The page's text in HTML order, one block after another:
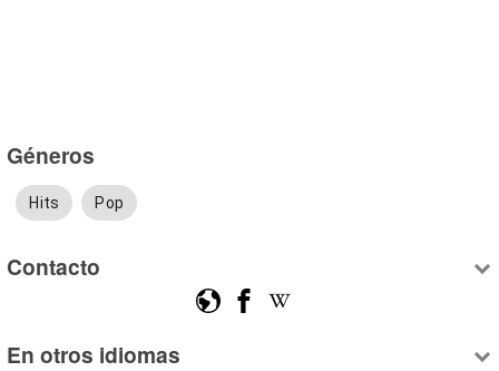
Géneros
Hits Pop
Contacto
En otros idiomas